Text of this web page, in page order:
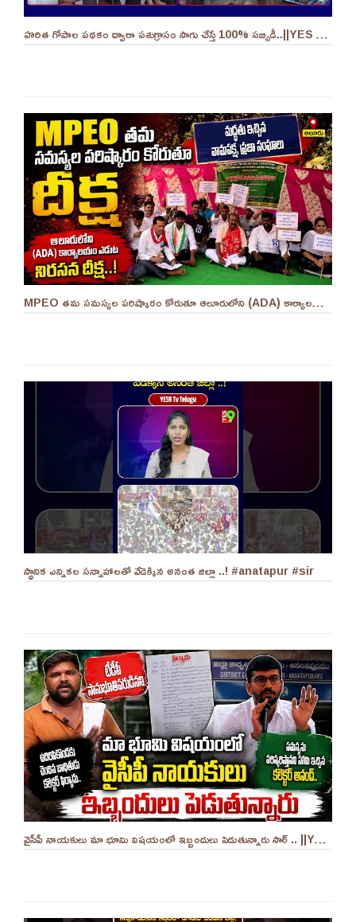
హరిత గోపాల పథకం ద్వారా పశుగ్రాసం సాగు చేస్తే 100% సబ్సిడీ..||YES 9TV
MPEO తమ సమస్యల పరిష్కారం కోరుతూ ఆలూరులోని (ADA) కార్యాలయం ఎదుట దీక్ష ||YES 9TV #kurnool
స్థానిక ఎన్నికల సన్నాహాలతో వేడెక్కిన అనంత జిల్లా ..! #anatapur #sir
వైసీపీ నాయకులు మా భూమి విషయంలో ఇబ్బందులు పెడుతున్నారు సార్ .. ||YES 9TV